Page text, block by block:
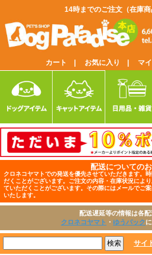
14時までのご注文（在庫
カート | お気に入り | マイ
配送についての
クロネコヤマトでの発送を優先させていただきます。
だくことがございます。ご注文の内容・在庫状況によ
ていただくことがございます。その際にはメールでご
いたします。
配送遅延等の情報は各配
クロネコヤマト ・ ゆうパック
サイ